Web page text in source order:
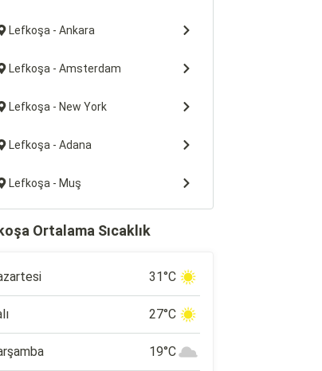
Lefkoşa - Ankara
Lefkoşa - Amsterdam
Lefkoşa - New York
Lefkoşa - Adana
Lefkoşa - Muş
Ortalama Sıcaklık
31°C
27°C
19°C